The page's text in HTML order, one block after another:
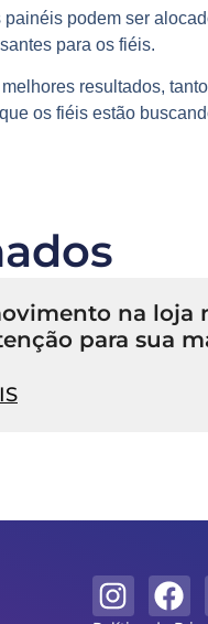
podem ser
para os fiéis.
resultados,
os fiéis estão
na loja
para sua